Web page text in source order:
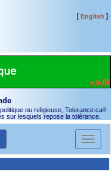
[English ]
ou religieuse, Tolerance.ca®
sur lesquels repose la tolérance.
Toggle